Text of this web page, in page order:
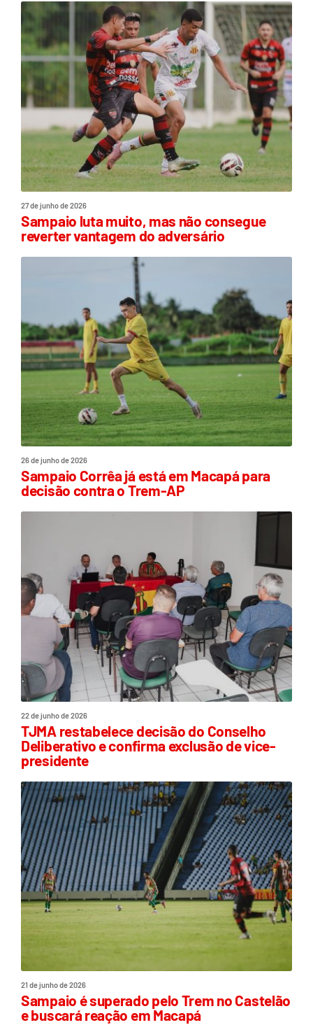
27 de junho de 2026
Sampaio luta muito, mas não consegue
reverter vantagem do adversário
26 de junho de 2026
Sampaio Corrêa já está em Macapá para
decisão contra o Trem-AP
22 de junho de 2026
TJMA restabelece decisão do Conselho
Deliberativo e confirma exclusão de vice-
presidente
21 de junho de 2026
Sampaio é superado pelo Trem no Castelão
e buscará reação em Macapá